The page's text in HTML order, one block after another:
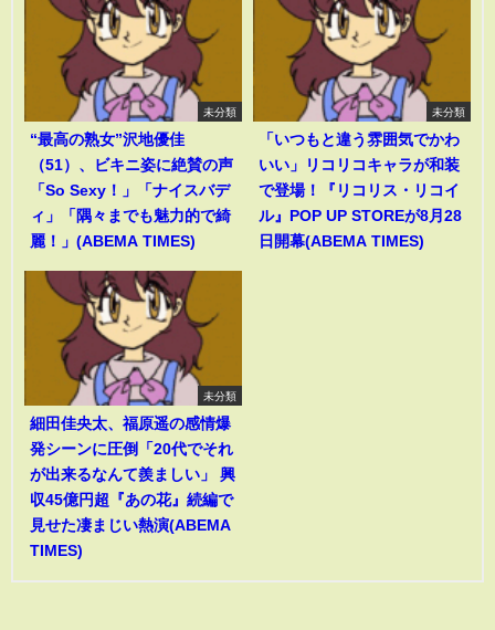
未分類
“最高の熟女”沢地優佳
（51）、ビキニ姿に絶賛の声
「So Sexy！」「ナイスバデ
ィ」「隅々までも魅力的で綺
麗！」(ABEMA TIMES)
未分類
「いつもと違う雰囲気でかわ
いい」リコリコキャラが和装
で登場！『リコリス・リコイ
ル』POP UP STOREが8月28
日開幕(ABEMA TIMES)
未分類
細田佳央太、福原遥の感情爆
発シーンに圧倒「20代でそれ
が出来るなんて羨ましい」 興
収45億円超『あの花』続編で
見せた凄まじい熱演(ABEMA
TIMES)